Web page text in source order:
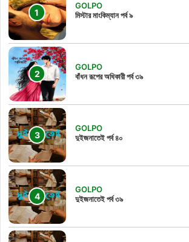
GOLPO
মিস্টার মাংকিম্যান পর্ব ৯
GOLPO
বাঁধন রূপের অধিকারী পর্ব ৩৯
GOLPO
দুইজনাতেই পর্ব ৪০
GOLPO
দুইজনাতেই পর্ব ৩৯